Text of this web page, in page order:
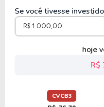
Se você tivesse investido
hoje
R$
CVCB3